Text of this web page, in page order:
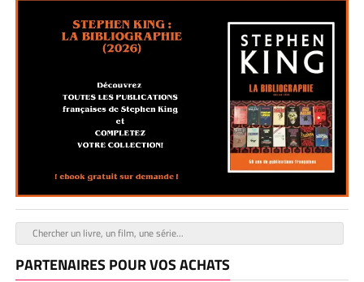
PARTENAIRES POUR VOS ACHATS